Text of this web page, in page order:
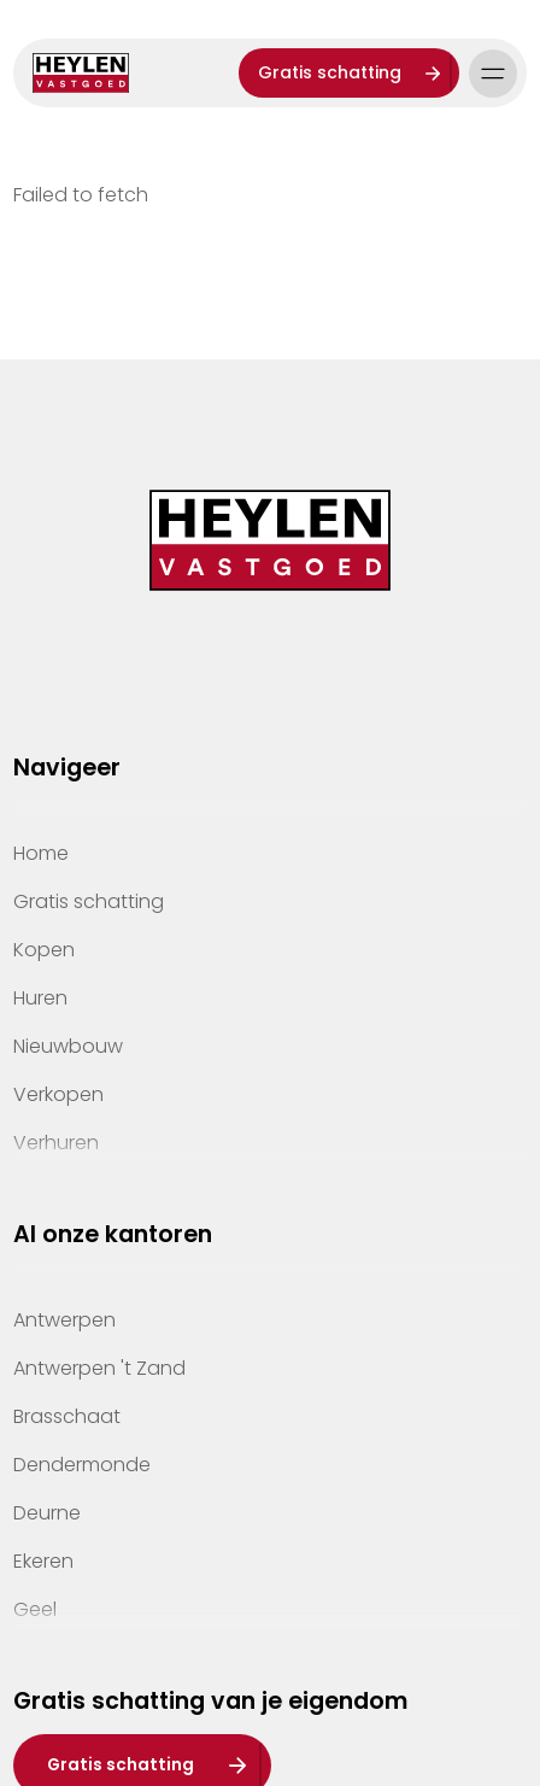
Gratis schatting
Failed to fetch
Navigeer
Home
Gratis schatting
Kopen
Huren
Nieuwbouw
Verkopen
Verhuren
Property management
Kennis van wonen
Kantoren
Veelgestelde vragen
Werken bij Heylen Vastgoed
Contact
Al onze kantoren
Antwerpen
Antwerpen 't Zand
Brasschaat
Dendermonde
Deurne
Ekeren
Geel
Hasselt
Heist-op-den-Berg
Gratis schatting van je eigendom
Gratis schatting